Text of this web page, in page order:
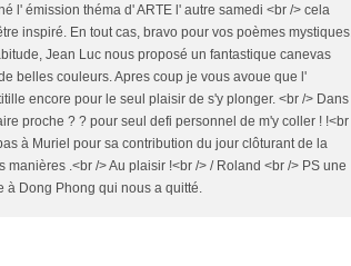
l' émission théma d' ARTE l' autre samedi <br /> cela
inspiré. En tout cas, bravo pour vos poèmes mystiques.
Jean Luc nous proposé un fantastique canevas
belles couleurs. Apres coup je vous avoue que l'
encore pour le seul plaisir de s'y plonger. <br /> Dans
proche ? ? pour seul defi personnel de m'y coller ! !<br
à Muriel pour sa contribution du jour clôturant de la
manières .<br /> Au plaisir !<br /> / Roland <br /> PS une
à Dong Phong qui nous a quitté.